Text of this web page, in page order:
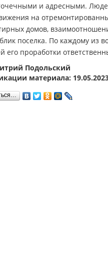
и адресными.
на
домов,
поселка. По каждому из
его проработки
Подольский
материала: